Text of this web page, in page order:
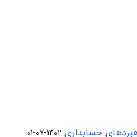
حسابداری 1402-07-01